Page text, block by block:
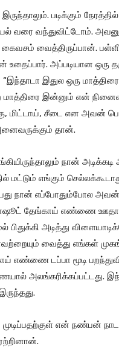
படிக்கும்
வரை வந்துவிட்டோம்.
வைத்திருப்பான். பள்ளி
உதைப்பார். அப்படியான ஒரு
“இந்தாடா இதுல ஒரு
இன்னும் என்
மிட்டாய், சீடை என அவன்
தான்.
நான்
மட்டும் எங்கும்
நான் எப்போதும்போல
தேங்காய் எண்ணை ஊதா
அடித்து
வைத்து எங்கள்
எண்ணை டப்பா மூடி
அலங்கரிக்கப்பட்டது.
என் நண்பன்